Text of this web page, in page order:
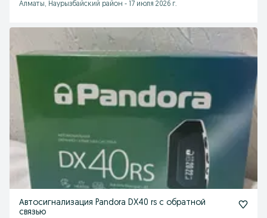
Алматы, Наурызбайский район - 17 июля 2026 г.
Автосигнализация Pandora DX40 rs с обратной
связью